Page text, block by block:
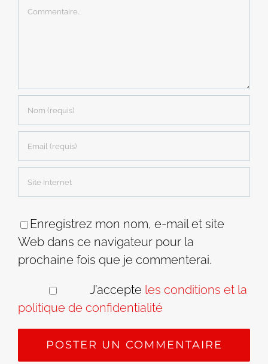
Commentaire
Enregistrez mon nom, e-mail et site
Web dans ce navigateur pour la
prochaine fois que je commenterai.
J’accepte les conditions et la
politique de confidentialité